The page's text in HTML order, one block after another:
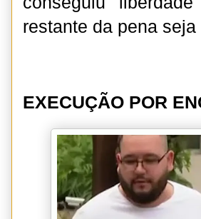
restante da pena
EXECUÇÃO POR